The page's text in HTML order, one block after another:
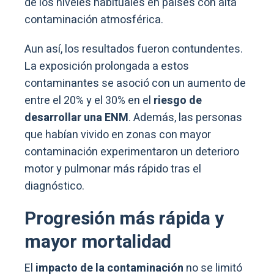
contaminación atmosférica.
Aun así, los resultados fueron contundentes.
La exposición prolongada a estos
contaminantes se asoció con un aumento de
entre el 20% y el 30% en el riesgo de
desarrollar una ENM. Además, las personas
que habían vivido en zonas con mayor
contaminación experimentaron un deterioro
motor y pulmonar más rápido tras el
diagnóstico.
Progresión más rápida y
mayor mortalidad
El impacto de la contaminación no se limitó